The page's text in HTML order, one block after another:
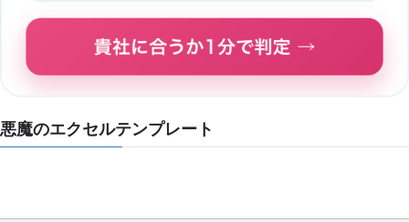
悪魔のエクセルテンプレート